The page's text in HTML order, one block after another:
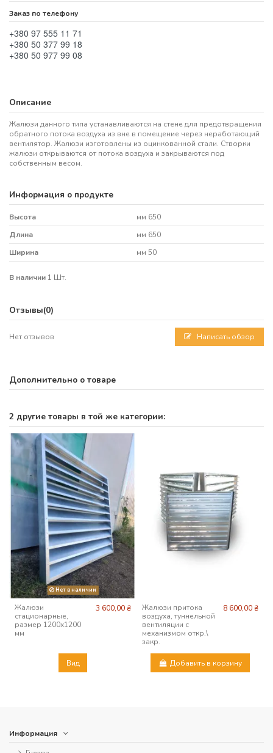
Заказ по телефону
+380 97 555 11 71
+380 50 377 99 18
+380 50 977 99 08
Описание
Жалюзи данного типа устанавливаются на стене для предотвращения
обратного потока воздуха из вне в помещение через неработающий
вентилятор. Жалюзи изготовлены из оцинкованной стали. Створки
жалюзи открываются от потока воздуха и закрываются под
собственным весом.
Информация о продукте
Высота
мм 650
Длина
мм 650
Ширина
мм 50
В наличии 1 Шт.
Отзывы(0)
Нет отзывов Написать обзор
Дополнительно о товаре
2 другие товары в той же категории:
Нет в наличии
Жалюзи
стационарные,
размер 1200х1200
мм
3 600,00 ₴
Вид
Жалюзи притока
воздуха, туннельной
вентиляции с
механизмом откр.\
закр.
8 600,00 ₴
Добавить в корзину
Информация